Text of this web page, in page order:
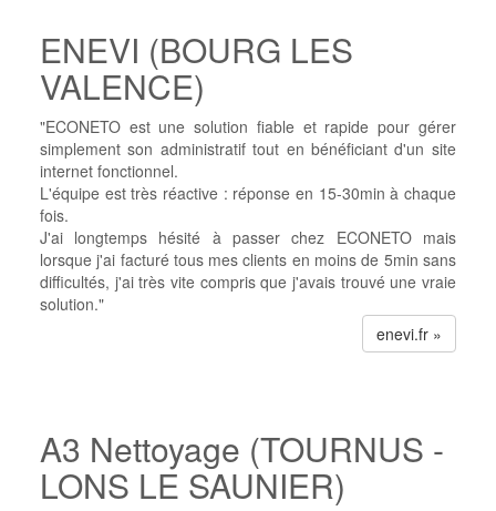
ENEVI (BOURG LES
VALENCE)
"ECONETO est une solution fiable et rapide pour gérer
simplement son administratif tout en bénéficiant d'un site
internet fonctionnel.
L'équipe est très réactive : réponse en 15-30min à chaque
fois.
J'ai longtemps hésité à passer chez ECONETO mais
lorsque j'ai facturé tous mes clients en moins de 5min sans
difficultés, j'ai très vite compris que j'avais trouvé une vraie
solution."
enevi.fr »
A3 Nettoyage (TOURNUS -
LONS LE SAUNIER)